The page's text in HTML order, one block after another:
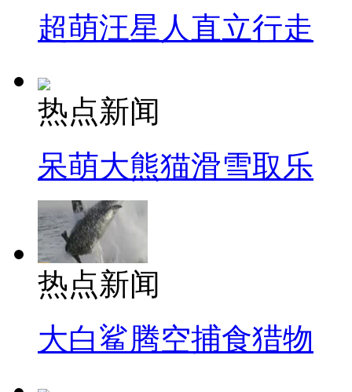
超萌汪星人直立行走
热点新闻
呆萌大熊猫滑雪取乐
热点新闻
大白鲨腾空捕食猎物